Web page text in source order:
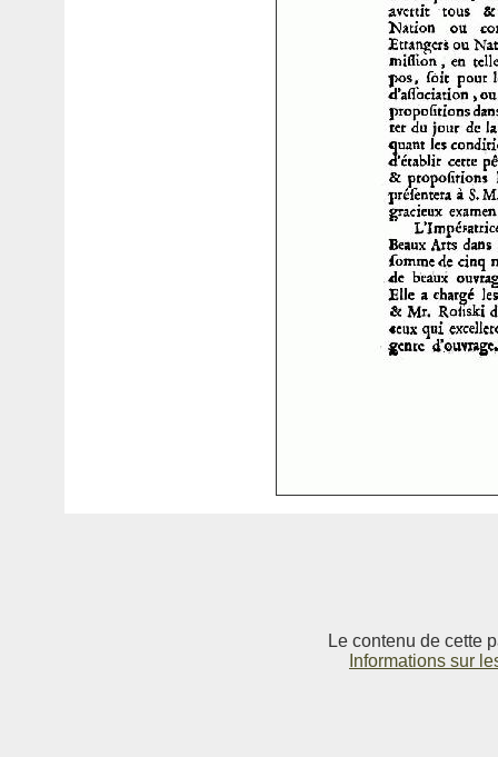
Le contenu de cette
Informations sur